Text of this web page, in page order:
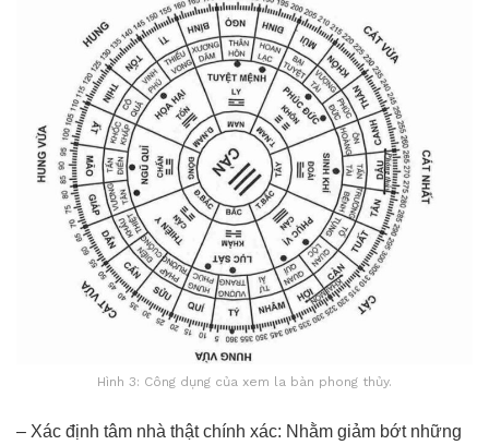
Hình 3: Công dụng của xem la bàn phong thủy.
– Xác định tâm nhà thật chính xác: Nhằm giảm bớt những